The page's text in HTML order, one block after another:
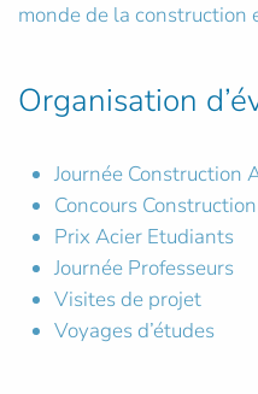
monde de la construction
Organisation
Journée Construction
Concours
Prix Acier Etudiants
Journée Professeurs
Visites de projet
Voyages d’études